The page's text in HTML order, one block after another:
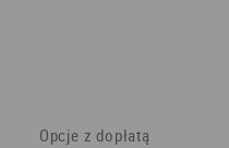
Opcje z dopłatą